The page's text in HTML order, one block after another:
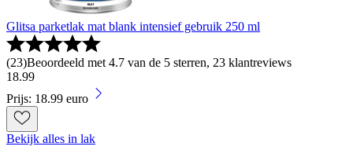
Glitsa parketlak mat blank intensief gebruik 250 ml
(23)Beoordeeld met 4.7 van de 5 sterren, 23 klantreviews
18.99
Prijs: 18.99 euro
Bekijk alles in lak